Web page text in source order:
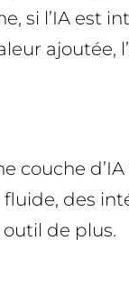
si l’IA
ajoutée,
couche
des
de plus.